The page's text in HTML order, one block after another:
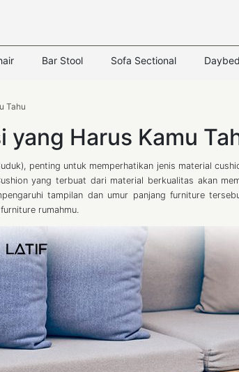
Bar Stool Sofa Sectional Daybed
Tahu
Harus Kamu
penting untuk memperhatikan jenis material
yang terbuat dari material berkualitas akan
tampilan dan umur panjang furniture
rumahmu.